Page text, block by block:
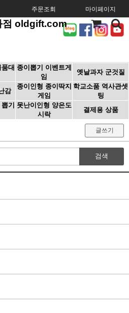
주문조회 마이페이지
점 oldgift.com
대 종이뽑기 이벤트게
임
옛날과자 군것질
감
종이인형 종이딱지
게임
학교소품 역사관셋
팅
기
못난이인형 양은도
시락
결제용 상품
글쓰기
검색